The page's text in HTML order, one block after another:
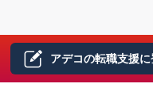
アデコの転職支援に